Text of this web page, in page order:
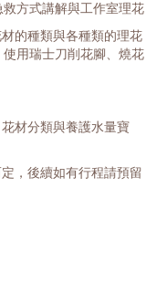
方式講解與工作室理花
的種類與各種類的理花
用瑞士刀削花腳、燒花
材分類與養護水量寶
，後續如有行程請預留